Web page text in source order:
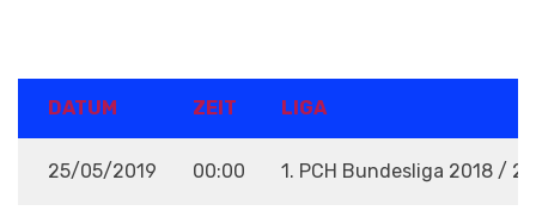
DATUM ZEIT LIGA
25/05/2019 00:00 1. PCH Bundesliga 2018 /